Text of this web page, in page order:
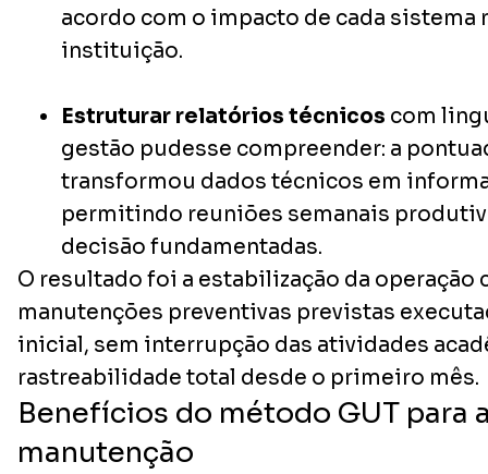
acordo com o impacto de cada sistema
instituição.
Estruturar relatórios técnicos com
gestão pudesse compreender: a
transformou dados técnicos em
permitindo reuniões semanais
decisão fundamentadas.
O resultado foi a estabilização da operação
manutenções preventivas previstas
inicial, sem interrupção das atividades
rastreabilidade total desde o primeiro mês.
Benefícios do método GUT para
manutenção